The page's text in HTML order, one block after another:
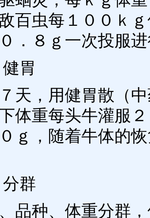
百虫每１００ｋ
．８ｇ一次投服
健胃
天，用健胃散（
体重每头牛灌服
ｇ，随着牛体的
分群
品种、体重分群